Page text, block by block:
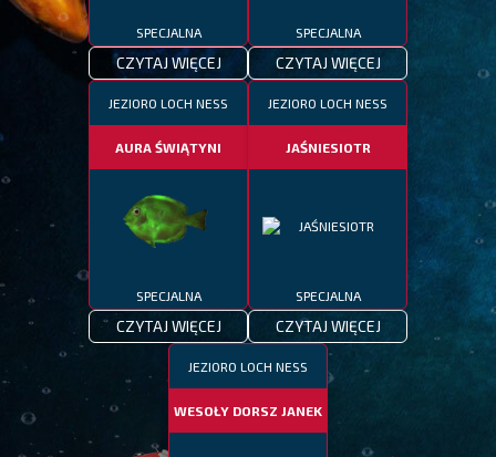
SPECJALNA
CZYTAJ WIĘCEJ
SPECJALNA
CZYTAJ WIĘCEJ
JEZIORO LOCH NESS
AURA ŚWIĄTYNI
SPECJALNA
CZYTAJ WIĘCEJ
JEZIORO LOCH NESS
JAŚNIESIOTR
SPECJALNA
CZYTAJ WIĘCEJ
JEZIORO LOCH NESS
WESOŁY DORSZ JANEK